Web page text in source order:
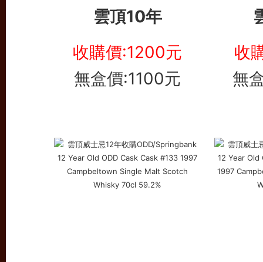
雲頂10年
收購價:1200元
無盒價:1100元
收
無